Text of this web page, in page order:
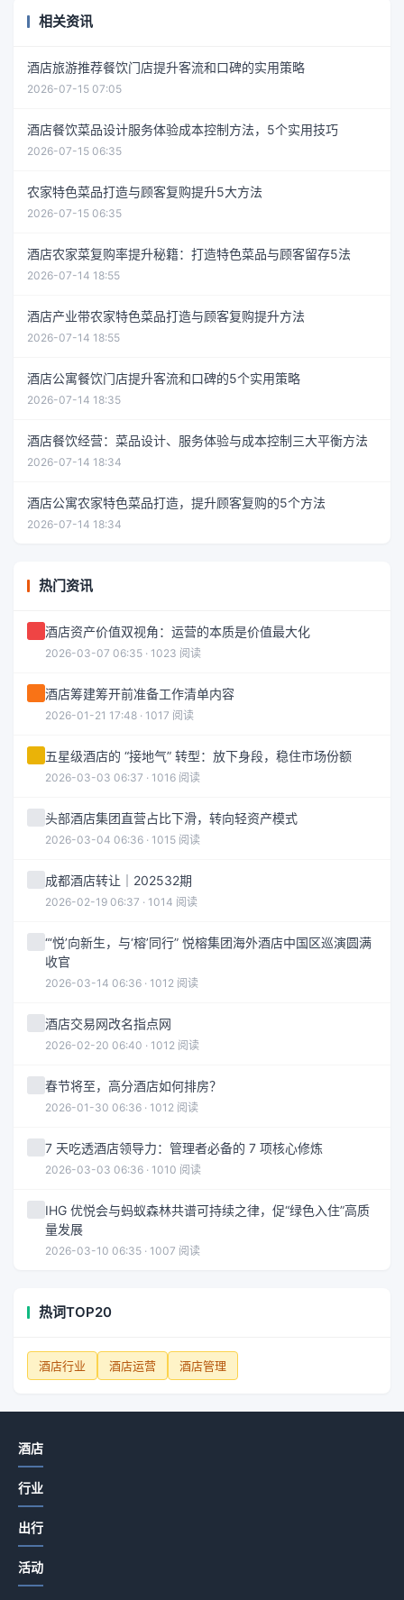
相关资讯
酒店旅游推荐餐饮门店提升客流和口碑的实用策略
2026-07-15 07:05
酒店餐饮菜品设计服务体验成本控制方法，5个实用技巧
2026-07-15 06:35
农家特色菜品打造与顾客复购提升5大方法
2026-07-15 06:35
酒店农家菜复购率提升秘籍：打造特色菜品与顾客留存5法
2026-07-14 18:55
酒店产业带农家特色菜品打造与顾客复购提升方法
2026-07-14 18:55
酒店公寓餐饮门店提升客流和口碑的5个实用策略
2026-07-14 18:35
酒店餐饮经营：菜品设计、服务体验与成本控制三大平衡方法
2026-07-14 18:34
酒店公寓农家特色菜品打造，提升顾客复购的5个方法
2026-07-14 18:34
热门资讯
酒店资产价值双视角：运营的本质是价值最大化
2026-03-07 06:35 · 1023 阅读
酒店筹建筹开前准备工作清单内容
2026-01-21 17:48 · 1017 阅读
五星级酒店的 “接地气” 转型：放下身段，稳住市场份额
2026-03-03 06:37 · 1016 阅读
头部酒店集团直营占比下滑，转向轻资产模式
2026-03-04 06:36 · 1015 阅读
成都酒店转让｜202532期
2026-02-19 06:37 · 1014 阅读
“‘悦’向新生，与‘榕’同行” 悦榕集团海外酒店中国区巡演圆满
收官
2026-03-14 06:36 · 1012 阅读
酒店交易网改名指点网
2026-02-20 06:40 · 1012 阅读
春节将至，高分酒店如何排房？
2026-01-30 06:36 · 1012 阅读
7 天吃透酒店领导力：管理者必备的 7 项核心修炼
2026-03-03 06:36 · 1010 阅读
IHG 优悦会与蚂蚁森林共谱可持续之律，促“绿色入住”高质
量发展
2026-03-10 06:35 · 1007 阅读
热词TOP20
酒店行业 酒店运营 酒店管理
酒店
行业
出行
活动